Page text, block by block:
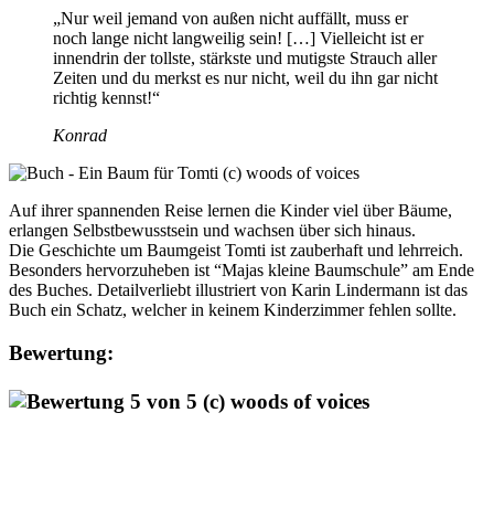
„Nur weil jemand von außen nicht auffällt, muss er
noch lange nicht langweilig sein! […] Vielleicht ist er
innendrin der tollste, stärkste und mutigste Strauch aller
Zeiten und du merkst es nur nicht, weil du ihn gar nicht
richtig kennst!“
Konrad
Auf ihrer spannenden Reise lernen die Kinder viel über Bäume,
erlangen Selbstbewusstsein und wachsen über sich hinaus.
Die Geschichte um Baumgeist Tomti ist zauberhaft und lehrreich.
Besonders hervorzuheben ist “Majas kleine Baumschule” am Ende
des Buches. Detailverliebt illustriert von Karin Lindermann ist das
Buch ein Schatz, welcher in keinem Kinderzimmer fehlen sollte.
Bewertung: